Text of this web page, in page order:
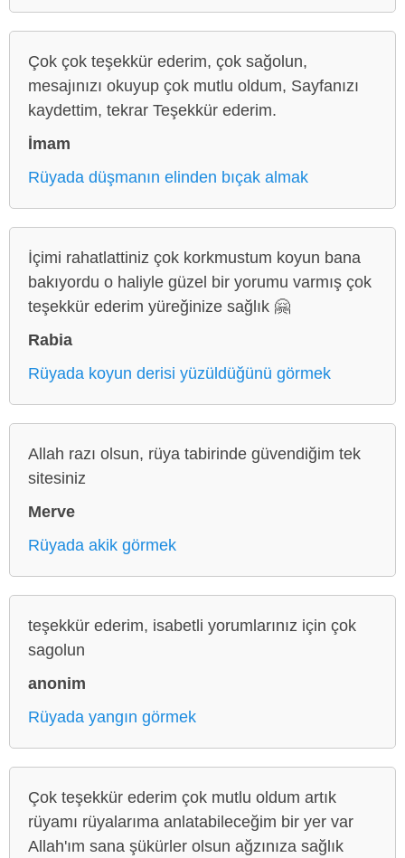
Çok çok teşekkür ederim, çok sağolun,
mesajınızı okuyup çok mutlu oldum, Sayfanızı
kaydettim, tekrar Teşekkür ederim.
İmam
Rüyada düşmanın elinden bıçak almak
İçimi rahatlattiniz çok korkmustum koyun bana
bakıyordu o haliyle güzel bir yorumu varmış çok
teşekkür ederim yüreğinize sağlık 🤗
Rabia
Rüyada koyun derisi yüzüldüğünü görmek
Allah razı olsun, rüya tabirinde güvendiğim tek
sitesiniz
Merve
Rüyada akik görmek
teşekkür ederim, isabetli yorumlarınız için çok
sagolun
anonim
Rüyada yangın görmek
Çok teşekkür ederim çok mutlu oldum artık
rüyamı rüyalarıma anlatabileceğim bir yer var
Allah'ım sana şükürler olsun ağzınıza sağlık